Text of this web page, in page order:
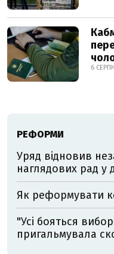
6
РЕФОРМИ
Уряд відновив
наглядових рад у
Як реформувати
"Усі бояться
пригальмувала